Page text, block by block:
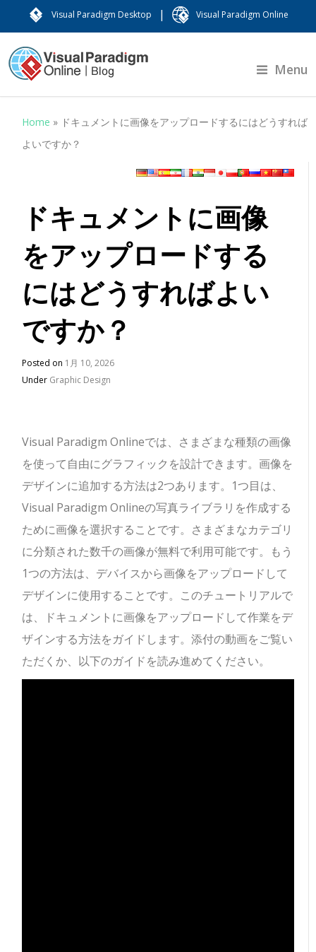
Visual Paradigm Desktop | Visual Paradigm Online
Menu
Home » ドキュメントに画像をアップロードするにはどうすれば
よいですか？
ドキュメントに画像
をアップロードする
にはどうすればよい
ですか？
Posted on 1月 10, 2026
Under Graphic Design
Visual Paradigm Onlineでは、さまざまな種類の画像
を使って自由にグラフィックを設計できます。画像を
デザインに追加する方法は2つあります。1つ目は、
Visual Paradigm Onlineの写真ライブラリを作成する
ために画像を選択することです。さまざまなカテゴリ
に分類された数千の画像が無料で利用可能です。もう
1つの方法は、デバイスから画像をアップロードして
デザインに使用することです。このチュートリアルで
は、ドキュメントに画像をアップロードして作業をデ
ザインする方法をガイドします。添付の動画をご覧い
ただくか、以下のガイドを読み進めてください。